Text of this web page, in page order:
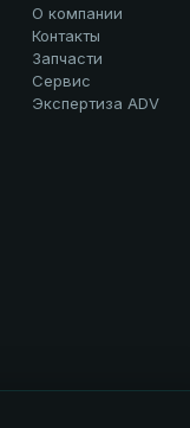
О компании
Контакты
Запчасти
Сервис
Экспертиза ADV